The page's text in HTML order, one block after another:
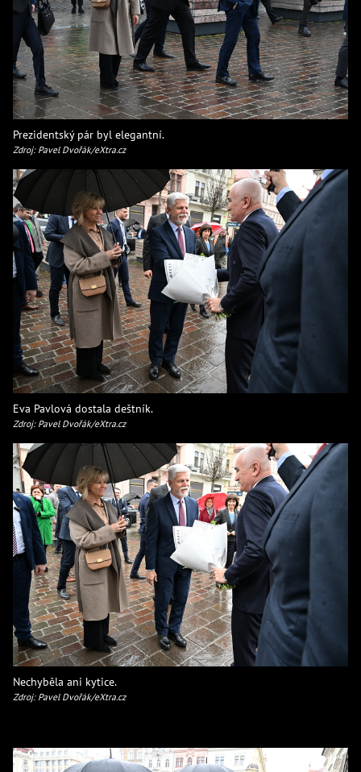
Prezidentský pár byl elegantní.
Zdroj: Pavel Dvořák/eXtra.cz
Eva Pavlová dostala deštník.
Zdroj: Pavel Dvořák/eXtra.cz
Nechyběla ani kytice.
Zdroj: Pavel Dvořák/eXtra.cz